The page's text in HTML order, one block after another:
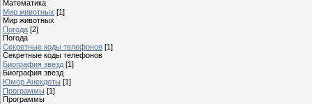
Математика
Мир животных [1]
Мир животных
Погода [2]
Погода
Секретные коды телефонов [1]
Секретные коды телефонов
Биография звезд [1]
Биография звезд
Юмор Анекдоты [1]
Программы [1]
Программы